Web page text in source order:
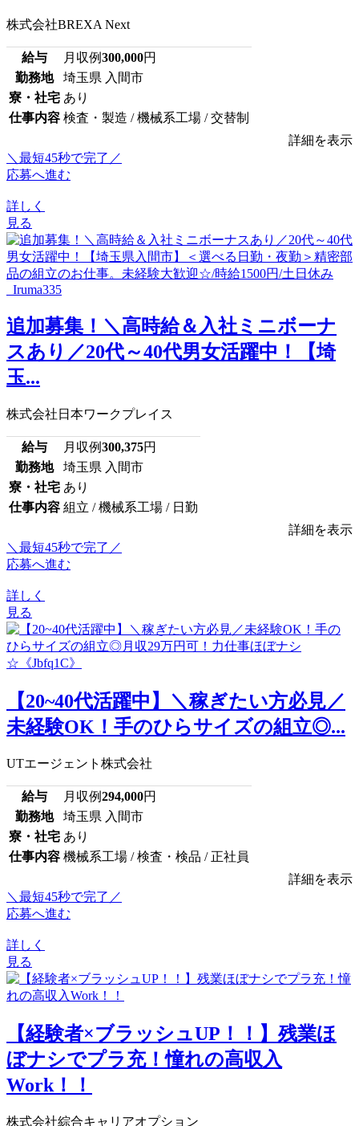
株式会社BREXA Next
給与 月収例300,000円
勤務地
埼玉県 入間市
寮・社宅 あり
仕事内容 検査・製造 / 機械系工場 / 交替制
詳細を表示
＼最短45秒で完了／
応募へ進む
詳しく
見る
追加募集！＼高時給＆入社ミニボーナ
スあり／20代～40代男女活躍中！【埼
玉...
株式会社日本ワークプレイス
給与 月収例300,375円
勤務地
埼玉県 入間市
寮・社宅 あり
仕事内容 組立 / 機械系工場 / 日勤
詳細を表示
＼最短45秒で完了／
応募へ進む
詳しく
見る
【20~40代活躍中】＼稼ぎたい方必見／
未経験OK！手のひらサイズの組立◎...
UTエージェント株式会社
給与 月収例294,000円
勤務地
埼玉県 入間市
寮・社宅 あり
仕事内容 機械系工場 / 検査・検品 / 正社員
詳細を表示
＼最短45秒で完了／
応募へ進む
詳しく
見る
【経験者×ブラッシュUP！！】残業ほ
ぼナシでプラ充！憧れの高収入
Work！！
株式会社綜合キャリアオプション